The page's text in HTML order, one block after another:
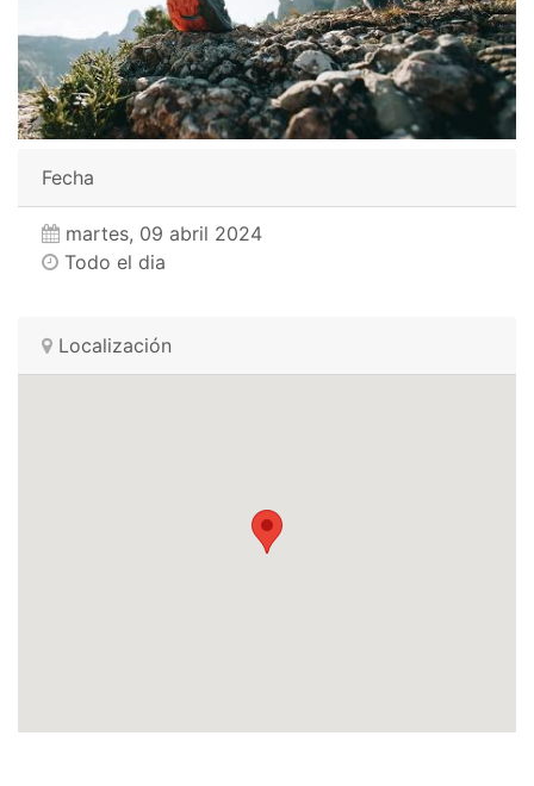
Fecha
martes, 09 abril 2024
Todo el dia
Localización